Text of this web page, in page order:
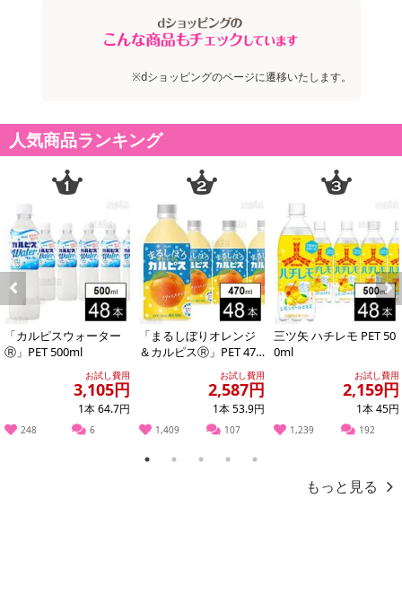
お申込みの際は 「商品情報」に記載されている「注意事項」を
※お申込み後のキャンセルはお受けできません。
記載されている内容を必ずご確認いただき、お届けする商品セット
にご納得いただきましたうえでお申し込みください。
※パッケージ変更や商品リニューアル(成分など含む)等により、参考
の掲載画像や画像内のバーコードなど、お届け商品と多少異なる場
合がございます。
また、[新たな加工食品の原料原産地表示制度]の経過措置期間の終
了により、商品詳細内に記載の原産国・原材料の表記が旧表記の場
合がございます。
あらかじめご了承いただいた上でお申込みください。なお、本理由
によるお申込み後のキャンセル・返品交換は対応いたしかねます。
【お支払いについて】
※送料はお試し費用に含まれております。
※お支払い方法は、電話料金合算払い、クレジットカード、dポイン
トの利用となります。
※dショッピングのページに遷移いたします。
人気商品ランキング
Previous
「カルピスウォーター
Ⓡ」PET 500ml
お試し費用
3,105円
1本 64.7円
248 6
「まるしぼりオレンジ
＆カルピスⓇ」PET 470
お試し費用
2,587円
1本 53.9円
1,409 107
三ツ矢 ハチレモ PET 50
0ml
お試し費用
2,159円
1本 45円
1,239 192
Next
1 2 3 4 5
もっと見る